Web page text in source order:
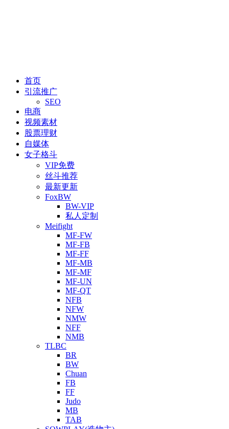
首页
引流推广
SEO
电商
视频素材
股票理财
自媒体
女子格斗
VIP免费
丝斗推荐
最新更新
FoxBW
BW-VIP
私人定制
Meifight
MF-FW
MF-FB
MF-FF
MF-MB
MF-MF
MF-UN
MF-QT
NFB
NFW
NMW
NFF
NMB
TLBC
BR
BW
Chuan
FB
FF
Judo
MB
TAB